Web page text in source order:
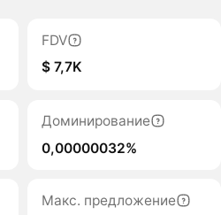
FDV
$ 7,7K
Доминирование
0,00000032%
Макс. предложение